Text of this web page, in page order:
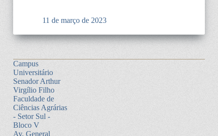
11 de março de 2023
Campus
Universitário
Senador Arthur
Virgílio Filho
Faculdade de
Ciências Agrárias
- Setor Sul -
Bloco V
Av. General